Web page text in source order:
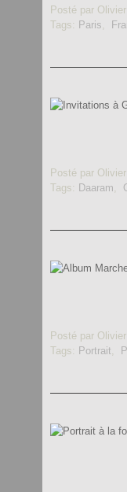
Posté par
Tags: Paris,
Posté par
Tags: Daaram,
Posté par
Tags: Portrait,